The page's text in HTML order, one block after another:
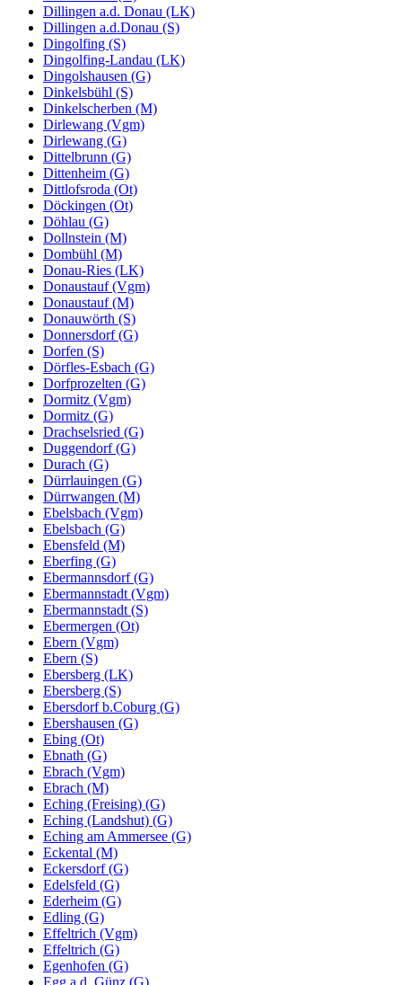
Dillingen a.d. Donau (LK)
Dillingen a.d.Donau (S)
Dingolfing (S)
Dingolfing-Landau (LK)
Dingolshausen (G)
Dinkelsbühl (S)
Dinkelscherben (M)
Dirlewang (Vgm)
Dirlewang (G)
Dittelbrunn (G)
Dittenheim (G)
Dittlofsroda (Ot)
Döckingen (Ot)
Döhlau (G)
Dollnstein (M)
Dombühl (M)
Donau-Ries (LK)
Donaustauf (Vgm)
Donaustauf (M)
Donauwörth (S)
Donnersdorf (G)
Dorfen (S)
Dörfles-Esbach (G)
Dorfprozelten (G)
Dormitz (Vgm)
Dormitz (G)
Drachselsried (G)
Duggendorf (G)
Durach (G)
Dürrlauingen (G)
Dürrwangen (M)
Ebelsbach (Vgm)
Ebelsbach (G)
Ebensfeld (M)
Eberfing (G)
Ebermannsdorf (G)
Ebermannstadt (Vgm)
Ebermannstadt (S)
Ebermergen (Ot)
Ebern (Vgm)
Ebern (S)
Ebersberg (LK)
Ebersberg (S)
Ebersdorf b.Coburg (G)
Ebershausen (G)
Ebing (Ot)
Ebnath (G)
Ebrach (Vgm)
Ebrach (M)
Eching (Freising) (G)
Eching (Landshut) (G)
Eching am Ammersee (G)
Eckental (M)
Eckersdorf (G)
Edelsfeld (G)
Ederheim (G)
Edling (G)
Effeltrich (Vgm)
Effeltrich (G)
Egenhofen (G)
Egg a.d. Günz (G)